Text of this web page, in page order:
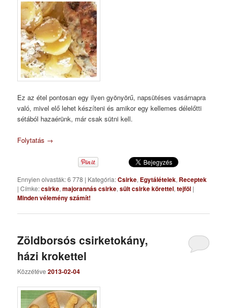
Ez az étel pontosan egy ilyen gyönyörű, napsütéses vasárnapra
való, mivel elő lehet készíteni és amikor egy kellemes délelőtti
sétából hazaérünk, már csak sütni kell.
Folytatás →
Ennyien olvasták: 6 778 | Kategória:Csirke, Egytálételek, Receptek
|Címke:csirke,majorannás csirke,sült csirke körettel,tejföl |
Minden vélemény számít!
Zöldborsós csirketokány,
házi krokettel
Közzétéve2013-02-04